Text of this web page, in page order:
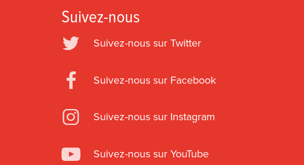
Suivez-nous
Suivez-nous sur Twitter
Suivez-nous sur Facebook
Suivez-nous sur Instagram
Suivez-nous sur YouTube